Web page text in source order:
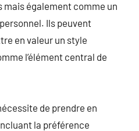
également comme un
Ils peuvent
en valeur un style
l’élément central de
de prendre en
la préférence